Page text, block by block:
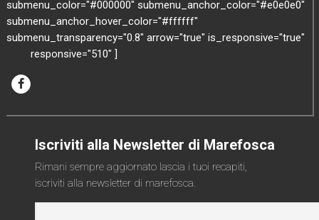
submenu_color="#000000" submenu_anchor_color="#e0e0e0"
submenu_anchor_hover_color="#ffffff"
submenu_transparency="0.8" arrow="true" is_responsive="true"
responsive="510" ]
Iscriviti alla Newsletter di Marefosca
Rimani sempre aggiornato lascia i tuoi recapiti,
iscriviti alla newsletter di marefosca.